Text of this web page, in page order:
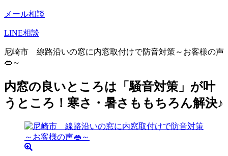
メール相談
LINE相談
尼崎市 線路沿いの窓に内窓取付けで防音対策～お客様の声
👄～
内窓の良いところは「騒音対策」が叶
うところ！寒さ・暑さももちろん解決♪